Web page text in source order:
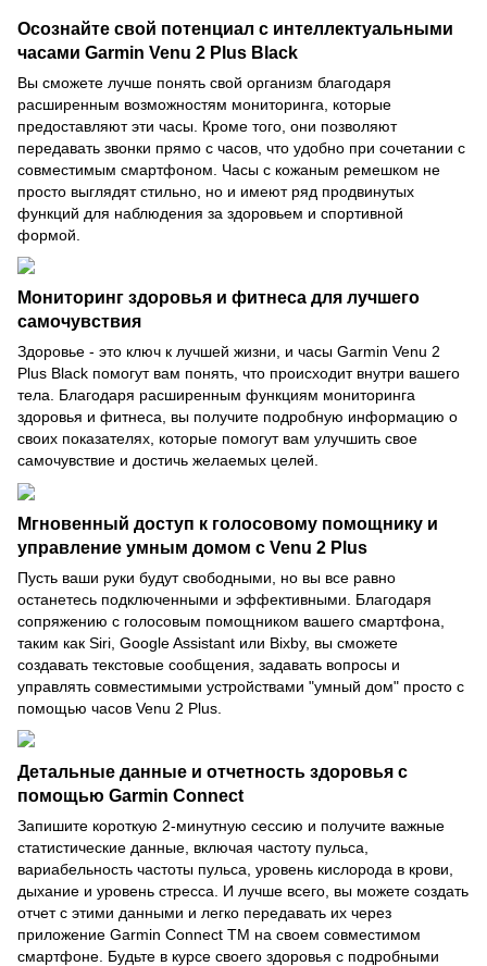
Осознайте свой потенциал с интеллектуальными
часами Garmin Venu 2 Plus Black
Вы сможете лучше понять свой организм благодаря
расширенным возможностям мониторинга, которые
предоставляют эти часы. Кроме того, они позволяют
передавать звонки прямо с часов, что удобно при сочетании с
совместимым смартфоном. Часы с кожаным ремешком не
просто выглядят стильно, но и имеют ряд продвинутых
функций для наблюдения за здоровьем и спортивной
формой.
Мониторинг здоровья и фитнеса для лучшего
самочувствия
Здоровье - это ключ к лучшей жизни, и часы Garmin Venu 2
Plus Black помогут вам понять, что происходит внутри вашего
тела. Благодаря расширенным функциям мониторинга
здоровья и фитнеса, вы получите подробную информацию о
своих показателях, которые помогут вам улучшить свое
самочувствие и достичь желаемых целей.
Мгновенный доступ к голосовому помощнику и
управление умным домом с Venu 2 Plus
Пусть ваши руки будут свободными, но вы все равно
останетесь подключенными и эффективными. Благодаря
сопряжению с голосовым помощником вашего смартфона,
таким как Siri, Google Assistant или Bixby, вы сможете
создавать текстовые сообщения, задавать вопросы и
управлять совместимыми устройствами "умный дом" просто с
помощью часов Venu 2 Plus.
Детальные данные и отчетность здоровья с
помощью Garmin Connect
Запишите короткую 2-минутную сессию и получите важные
статистические данные, включая частоту пульса,
вариабельность частоты пульса, уровень кислорода в крови,
дыхание и уровень стресса. И лучше всего, вы можете создать
отчет с этими данными и легко передавать их через
приложение Garmin Connect TM на своем совместимом
смартфоне. Будьте в курсе своего здоровья с подробными